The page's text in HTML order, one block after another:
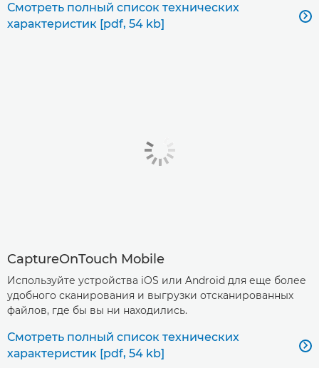
Смотреть полный список технических
характеристик [pdf, 54 kb]

CaptureOnTouch Mobile
Используйте устройства iOS или Android для еще более
удобного сканирования и выгрузки отсканированных
файлов, где бы вы ни находились.
Смотреть полный список технических
характеристик [pdf, 54 kb]
